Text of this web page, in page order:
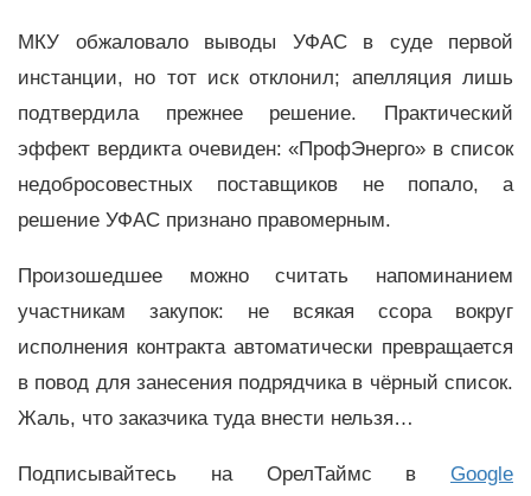
МКУ обжаловало выводы УФАС в суде первой
инстанции, но тот иск отклонил; апелляция лишь
подтвердила прежнее решение. Практический
эффект вердикта очевиден: «ПрофЭнерго» в список
недобросовестных поставщиков не попало, а
решение УФАС признано правомерным.
Произошедшее можно считать напоминанием
участникам закупок: не всякая ссора вокруг
исполнения контракта автоматически превращается
в повод для занесения подрядчика в чёрный список.
Жаль, что заказчика туда внести нельзя…
Подписывайтесь на ОрелТаймс в Google